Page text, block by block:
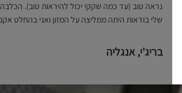
נראה טוב (עד כמה שקקי יכול להיראות טוב). הכלבה
שלי בודאות היתה ממליצה על המזון ואני בהחלט אקנה
בריג'י, אנגליה